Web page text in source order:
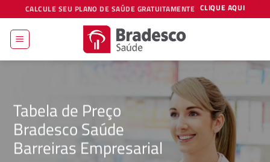
to
content
CALCULE SEU PLANO DE SAÚDE GRATUITAMENTE CLIQUE AQUI
Tabela de Preço
Bradesco Saúde
Barreiras Empresarial